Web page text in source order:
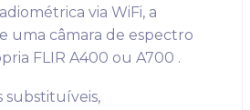
via WiFi, a
uma câmara de espectro
FLIR A400 ou A700 .
substituíveis,